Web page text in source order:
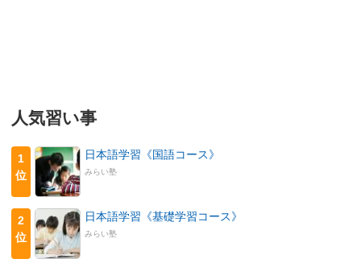
人気習い事
1
位
日本語学習《国語コース》
みらい塾
2
位
日本語学習《基礎学習コース》
みらい塾